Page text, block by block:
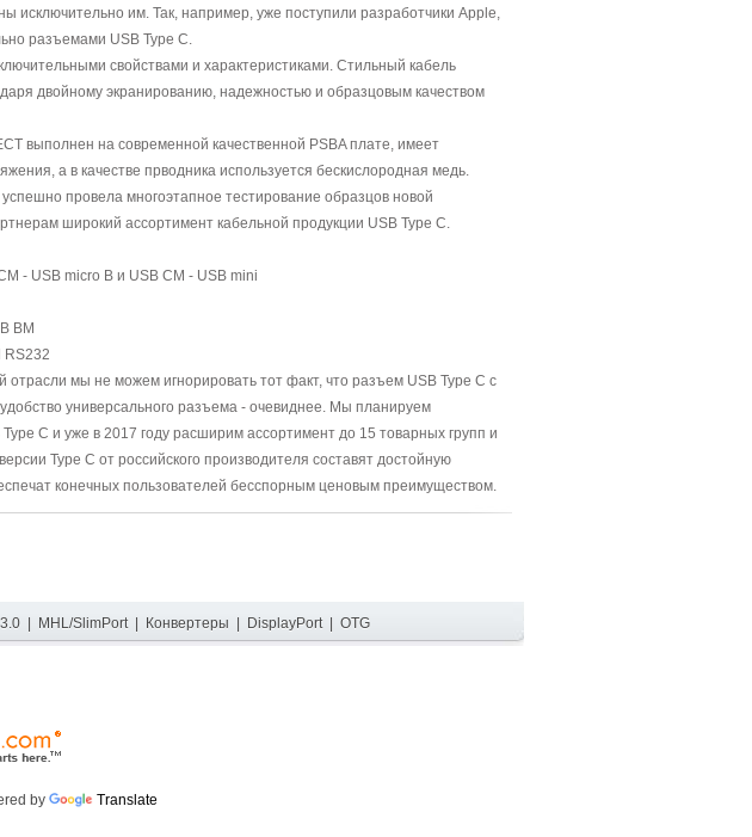
исключительно им. Так, например, уже поступили разработчики Apple,
разъемами USB Type C.
свойствами и характеристиками. Стильный кабель
двойному экранированию, надежностью и образцовым качеством
выполнен на современной качественной PSBA плате, имеет
а в качестве прводника используется бескислородная медь.
провела многоэтапное тестирование образцов новой
широкий ассортимент кабельной продукции USB Type C.
- USB micro B и USB CM - USB mini
BM
RS232
отрасли мы не можем игнорировать тот факт, что разъем USB Type C с
универсального разъема - очевиднее. Мы планируем
C и уже в 2017 году расширим ассортимент до 15 товарных групп и
Type C от российского производителя составят достойную
конечных пользователей бесспорным ценовым преимуществом.
| MHL/SlimPort| Конвертеры DisplayPort| OTG
by Translate